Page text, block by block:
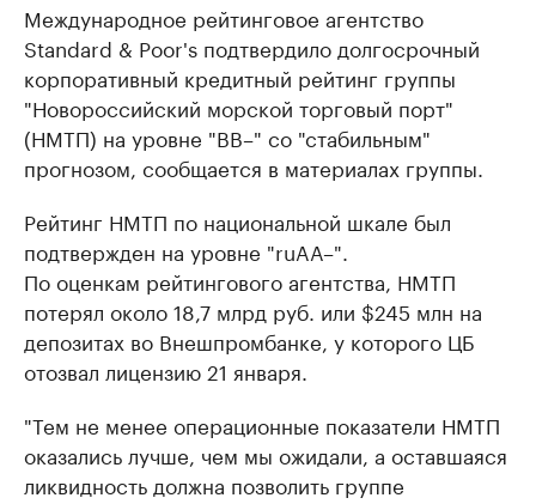
Международное рейтинговое агентство
Standard & Poor's подтвердило долгосрочный
корпоративный кредитный рейтинг группы
"Новороссийский морской торговый порт"
(НМТП) на уровне "BB–" со "стабильным"
прогнозом, сообщается в материалах группы.
Рейтинг НМТП по национальной шкале был
подтвержден на уровне "ruAA–".
По оценкам рейтингового агентства, НМТП
потерял около 18,7 млрд руб. или $245 млн на
депозитах во Внешпромбанке, у которого ЦБ
отозвал лицензию 21 января.
"Тем не менее операционные показатели НМТП
оказались лучше, чем мы ожидали, а оставшаяся
ликвидность должна позволить группе